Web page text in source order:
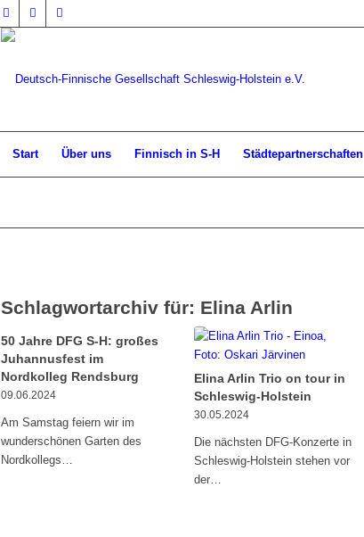
Start Über uns Finnisch in S-H Städtepartnerschaften
Schlagwortarchiv für: Elina Arlin
50 Jahre DFG S-H: großes
Juhannusfest im
Nordkolleg Rendsburg
09.06.2024
Am Samstag feiern wir im
wunderschönen Garten des
Nordkollegs…
Elina Arlin Trio on tour in
Schleswig-Holstein
30.05.2024
Die nächsten DFG-Konzerte in
Schleswig-Holstein stehen vor
der…